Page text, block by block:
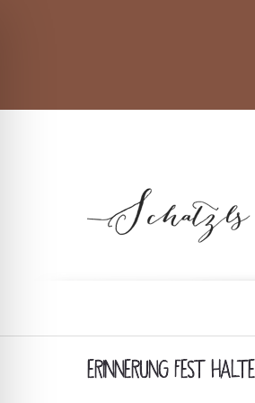
ERINNERUNG FEST